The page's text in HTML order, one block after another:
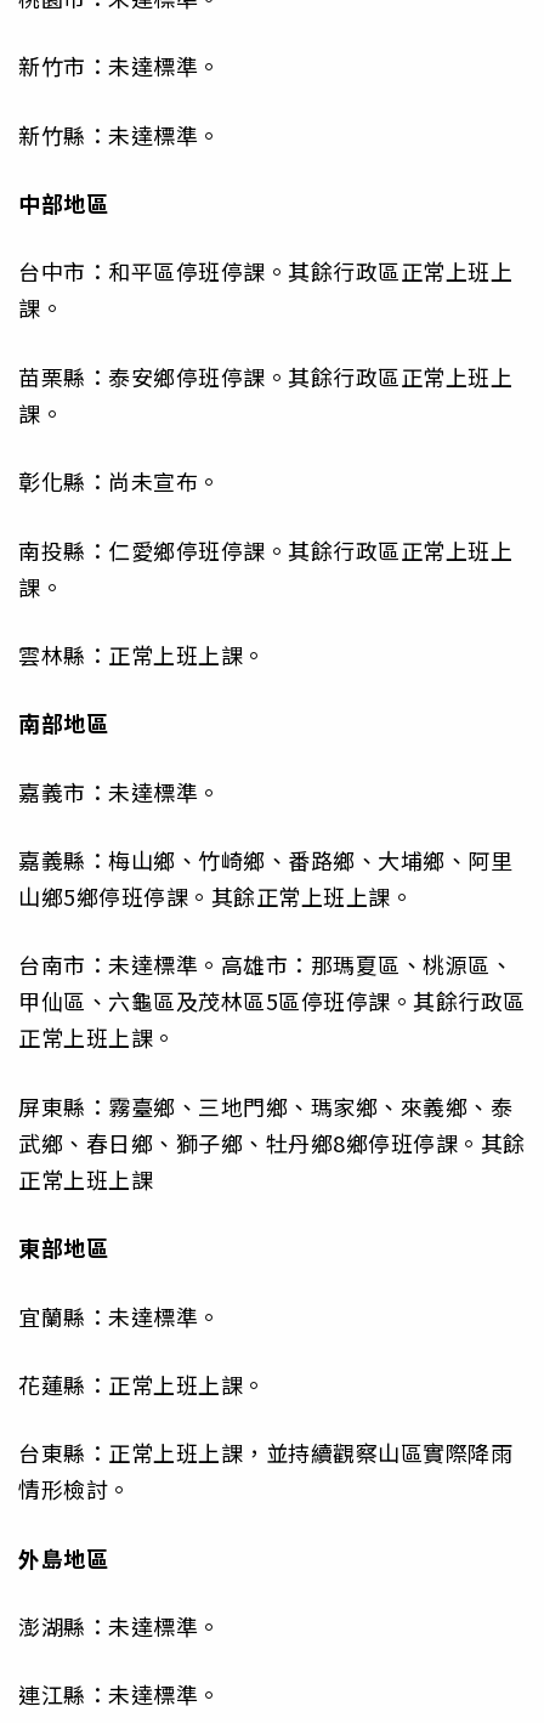
新竹市：未達標準。
新竹縣：未達標準。
中部地區
台中市：和平區停班停課。其餘行政區正常上班上
課。
苗栗縣：泰安鄉停班停課。其餘行政區正常上班上
課。
彰化縣：尚未宣布。
南投縣：仁愛鄉停班停課。其餘行政區正常上班上
課。
雲林縣：正常上班上課。
南部地區
嘉義市：未達標準。
嘉義縣：梅山鄉、竹崎鄉、番路鄉、大埔鄉、阿里
山鄉5鄉停班停課。其餘正常上班上課。
台南市：未達標準。高雄市：那瑪夏區、桃源區、
甲仙區、六龜區及茂林區5區停班停課。其餘行政區
正常上班上課。
屏東縣：霧臺鄉、三地門鄉、瑪家鄉、來義鄉、泰
武鄉、春日鄉、獅子鄉、牡丹鄉8鄉停班停課。其餘
正常上班上課
東部地區
宜蘭縣：未達標準。
花蓮縣：正常上班上課。
台東縣：正常上班上課，並持續觀察山區實際降雨
情形檢討。
外島地區
澎湖縣：未達標準。
連江縣：未達標準。